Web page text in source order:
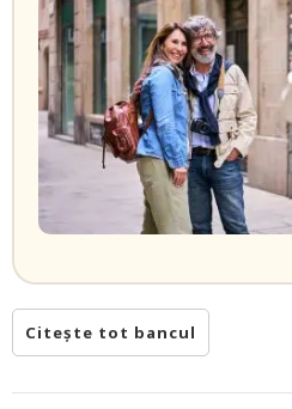
Citește tot bancul